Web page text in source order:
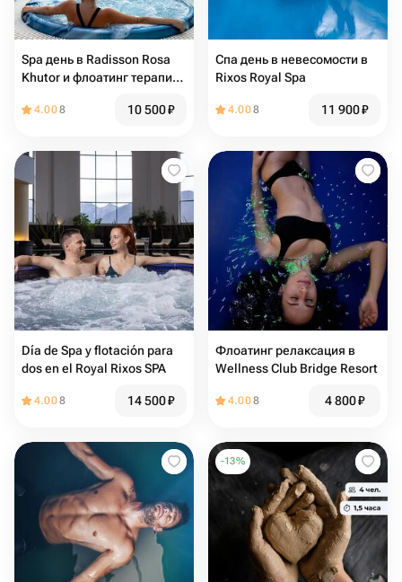
Spa день в Radisson Rosa
Khutor и флоатинг терапия,
4.008 10 500₽
Спа день в невесомости в
Rixos Royal Spa
4.008 11 900₽
Día de Spa y flotación para
dos en el Royal Rixos SPA
4.008 14 500₽
Флоатинг релаксация в
Wellness Club Bridge Resort
4.008 4 800₽
-13%